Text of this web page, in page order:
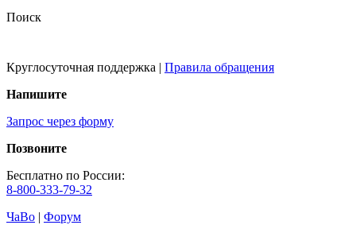
Поиск
Круглосуточная поддержка | Правила обращения
Напишите
Запрос через форму
Позвоните
Бесплатно по России:
8-800-333-79-32
ЧаВо | Форум